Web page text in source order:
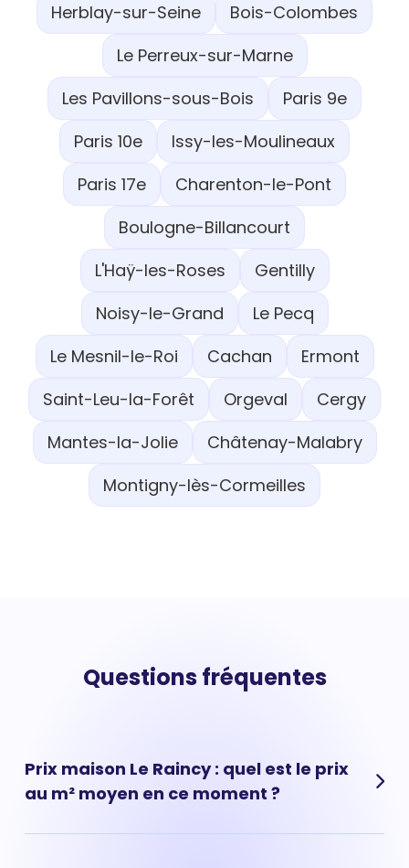
Herblay-sur-Seine
Bois-Colombes
Le Perreux-sur-Marne
Les Pavillons-sous-Bois
Paris 9e
Paris 10e
Issy-les-Moulineaux
Paris 17e
Charenton-le-Pont
Boulogne-Billancourt
L'Haÿ-les-Roses
Gentilly
Noisy-le-Grand
Le Pecq
Le Mesnil-le-Roi
Cachan
Ermont
Saint-Leu-la-Forêt
Orgeval
Cergy
Mantes-la-Jolie
Châtenay-Malabry
Montigny-lès-Cormeilles
Questions fréquentes
Prix maison Le Raincy : quel est le prix
au m² moyen en ce moment ?